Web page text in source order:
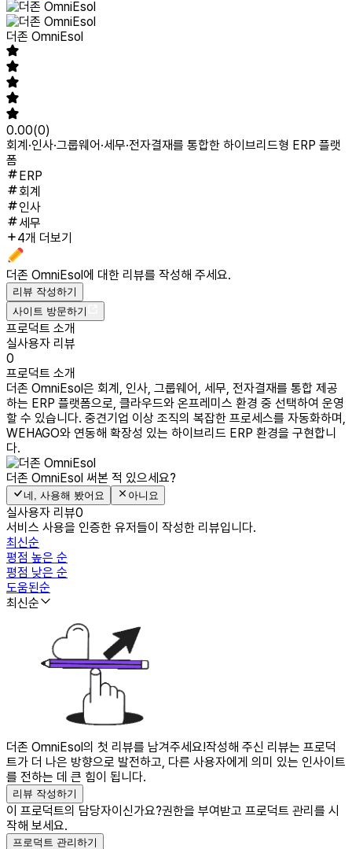
더존 OmniEsol
0.00(0)
회계·인사·그룹웨어·세무·전자결재를 통합한 하이브리드형 ERP 플랫
폼
ERP
회계
인사
세무
4개 더보기
더존 OmniEsol에 대한 리뷰를 작성해 주세요.
리뷰 작성하기
사이트 방문하기
프로덕트 소개
실사용자 리뷰
0
프로덕트 소개
더존 OmniEsol은 회계, 인사, 그룹웨어, 세무, 전자결재를 통합 제공
하는 ERP 플랫폼으로, 클라우드와 온프레미스 환경 중 선택하여 운영
할 수 있습니다. 중견기업 이상 조직의 복잡한 프로세스를 자동화하며,
WEHAGO와 연동해 확장성 있는 하이브리드 ERP 환경을 구현합니
다.
더존 OmniEsol 써본 적 있으세요?
네, 사용해 봤어요 아니요
실사용자 리뷰0
서비스 사용을 인증한 유저들이 작성한 리뷰입니다.
최신순
평점 높은 순
평점 낮은 순
도움된순
최신순
더존 OmniEsol의 첫 리뷰를 남겨주세요!작성해 주신 리뷰는 프로덕
트가 더 나은 방향으로 발전하고, 다른 사용자에게 의미 있는 인사이트
를 전하는 데 큰 힘이 됩니다.
리뷰 작성하기
이 프로덕트의 담당자이신가요?권한을 부여받고 프로덕트 관리를 시
작해 보세요.
프로덕트 관리하기